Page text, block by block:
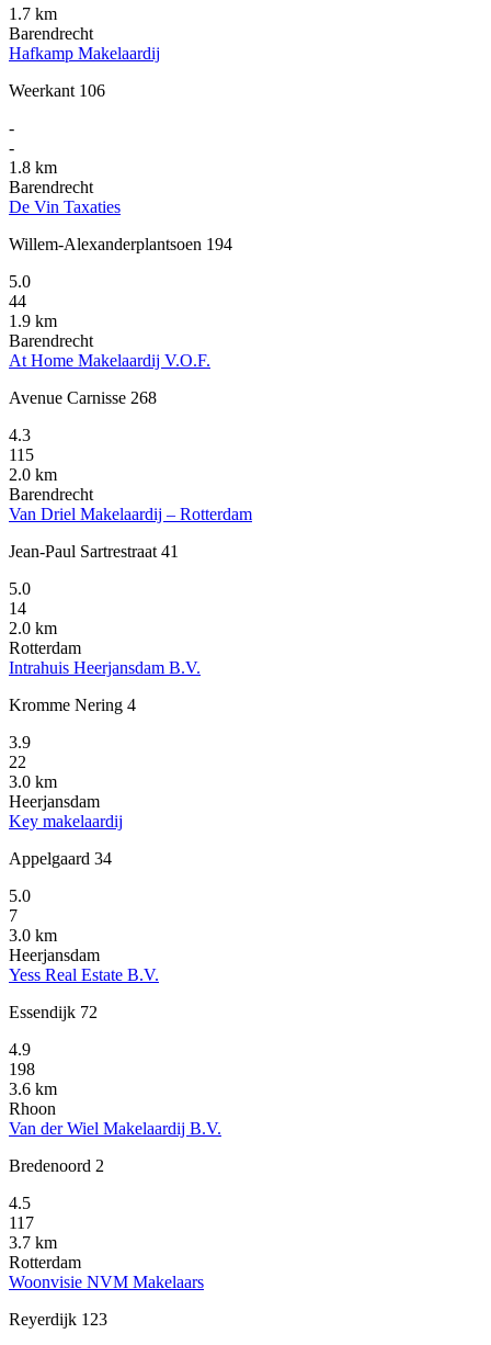
1.7 km
Barendrecht
Hafkamp Makelaardij
Weerkant 106
-
-
1.8 km
Barendrecht
De Vin Taxaties
Willem-Alexanderplantsoen 194
5.0
44
1.9 km
Barendrecht
At Home Makelaardij V.O.F.
Avenue Carnisse 268
4.3
115
2.0 km
Barendrecht
Van Driel Makelaardij – Rotterdam
Jean-Paul Sartrestraat 41
5.0
14
2.0 km
Rotterdam
Intrahuis Heerjansdam B.V.
Kromme Nering 4
3.9
22
3.0 km
Heerjansdam
Key makelaardij
Appelgaard 34
5.0
7
3.0 km
Heerjansdam
Yess Real Estate B.V.
Essendijk 72
4.9
198
3.6 km
Rhoon
Van der Wiel Makelaardij B.V.
Bredenoord 2
4.5
117
3.7 km
Rotterdam
Woonvisie NVM Makelaars
Reyerdijk 123